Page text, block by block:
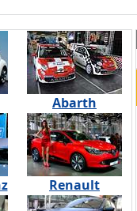
Abarth
Renault